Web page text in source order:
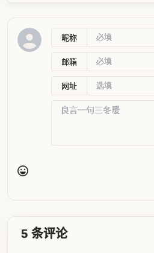
昵称
邮箱
网址
5 条评论